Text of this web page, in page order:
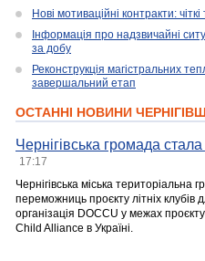
Нові мотиваційні контракти:
Інформація про надзвичайні
за добу
Реконструкція магістральних
завершальний етап
ОСТАННІ НОВИНИ
Чернігівська громада
17:17
Чернігівська міська територіальна
переможниць проєкту літніх клубів
організація DOCCU у межах
Child Alliance в Україні.